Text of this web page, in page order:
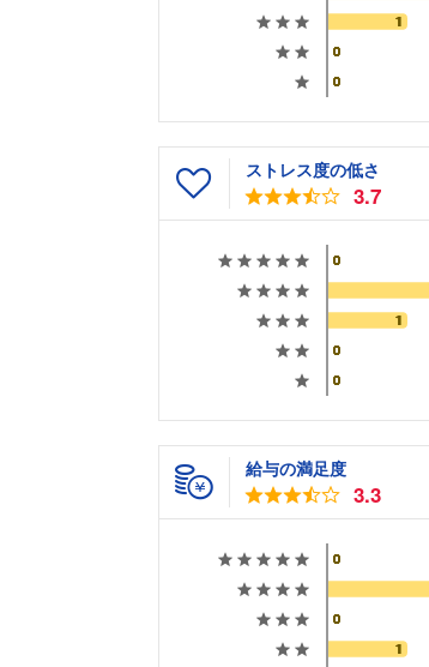
ストレス度の低さ
3.7
給与の満足度
3.3